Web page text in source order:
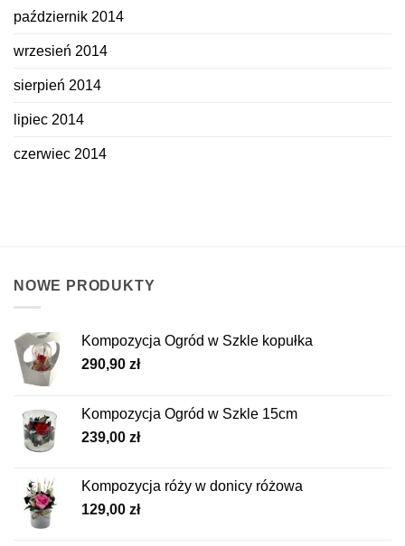
październik 2014
wrzesień 2014
sierpień 2014
lipiec 2014
czerwiec 2014
NOWE PRODUKTY
Kompozycja Ogród w Szkle kopułka
290,90 zł
Kompozycja Ogród w Szkle 15cm
239,00 zł
Kompozycja róży w donicy różowa
129,00 zł